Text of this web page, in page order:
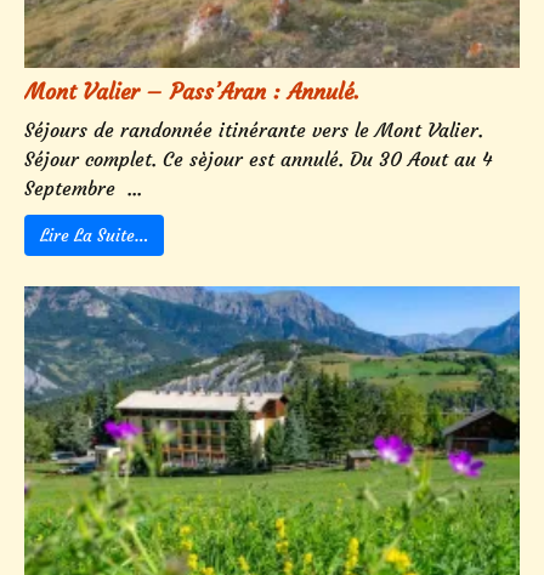
Mont Valier – Pass’Aran : Annulé.
Séjours de randonnée itinérante vers le Mont Valier.
Séjour complet. Ce sèjour est annulé. Du 30 Aout au 4
Septembre ...
Lire La Suite…